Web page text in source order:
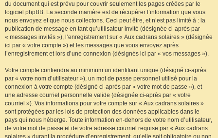
du document qui est prévu pour couvrir seulement les pages créées par le
logiciel phpBB. La seconde manière est de récupérer l’information que vous
nous envoyez et que nous collectons. Ceci peut être, et n’est pas limité à : la
publication de message en tant qu’utilisateur invité (désignée ci-après par
« messages invités »), l’enregistrement sur « Aux cadrans solaires » (désignée
ici par « votre compte ») et les messages que vous envoyez après
l’enregistrement et lors d’une connexion (désignés ici par « vos messages »).
Votre compte contiendra au minimum un identifiant unique (désigné ci-après
par « votre nom d’utilisateur »), un mot de passe personnel utilisé pour la
connexion à votre compte (désigné ci-après par « votre mot de passe »), et
une adresse courriel personnelle valide (désignée ci-après par « votre
courriel »). Vos informations pour votre compte sur « Aux cadrans solaires »
sont protégées par les lois de protection des données applicables dans le
pays qui nous héberge. Toute information en-dehors de votre nom d’utilisateur,
de votre mot de passe et de votre adresse courriel requise par « Aux cadrans